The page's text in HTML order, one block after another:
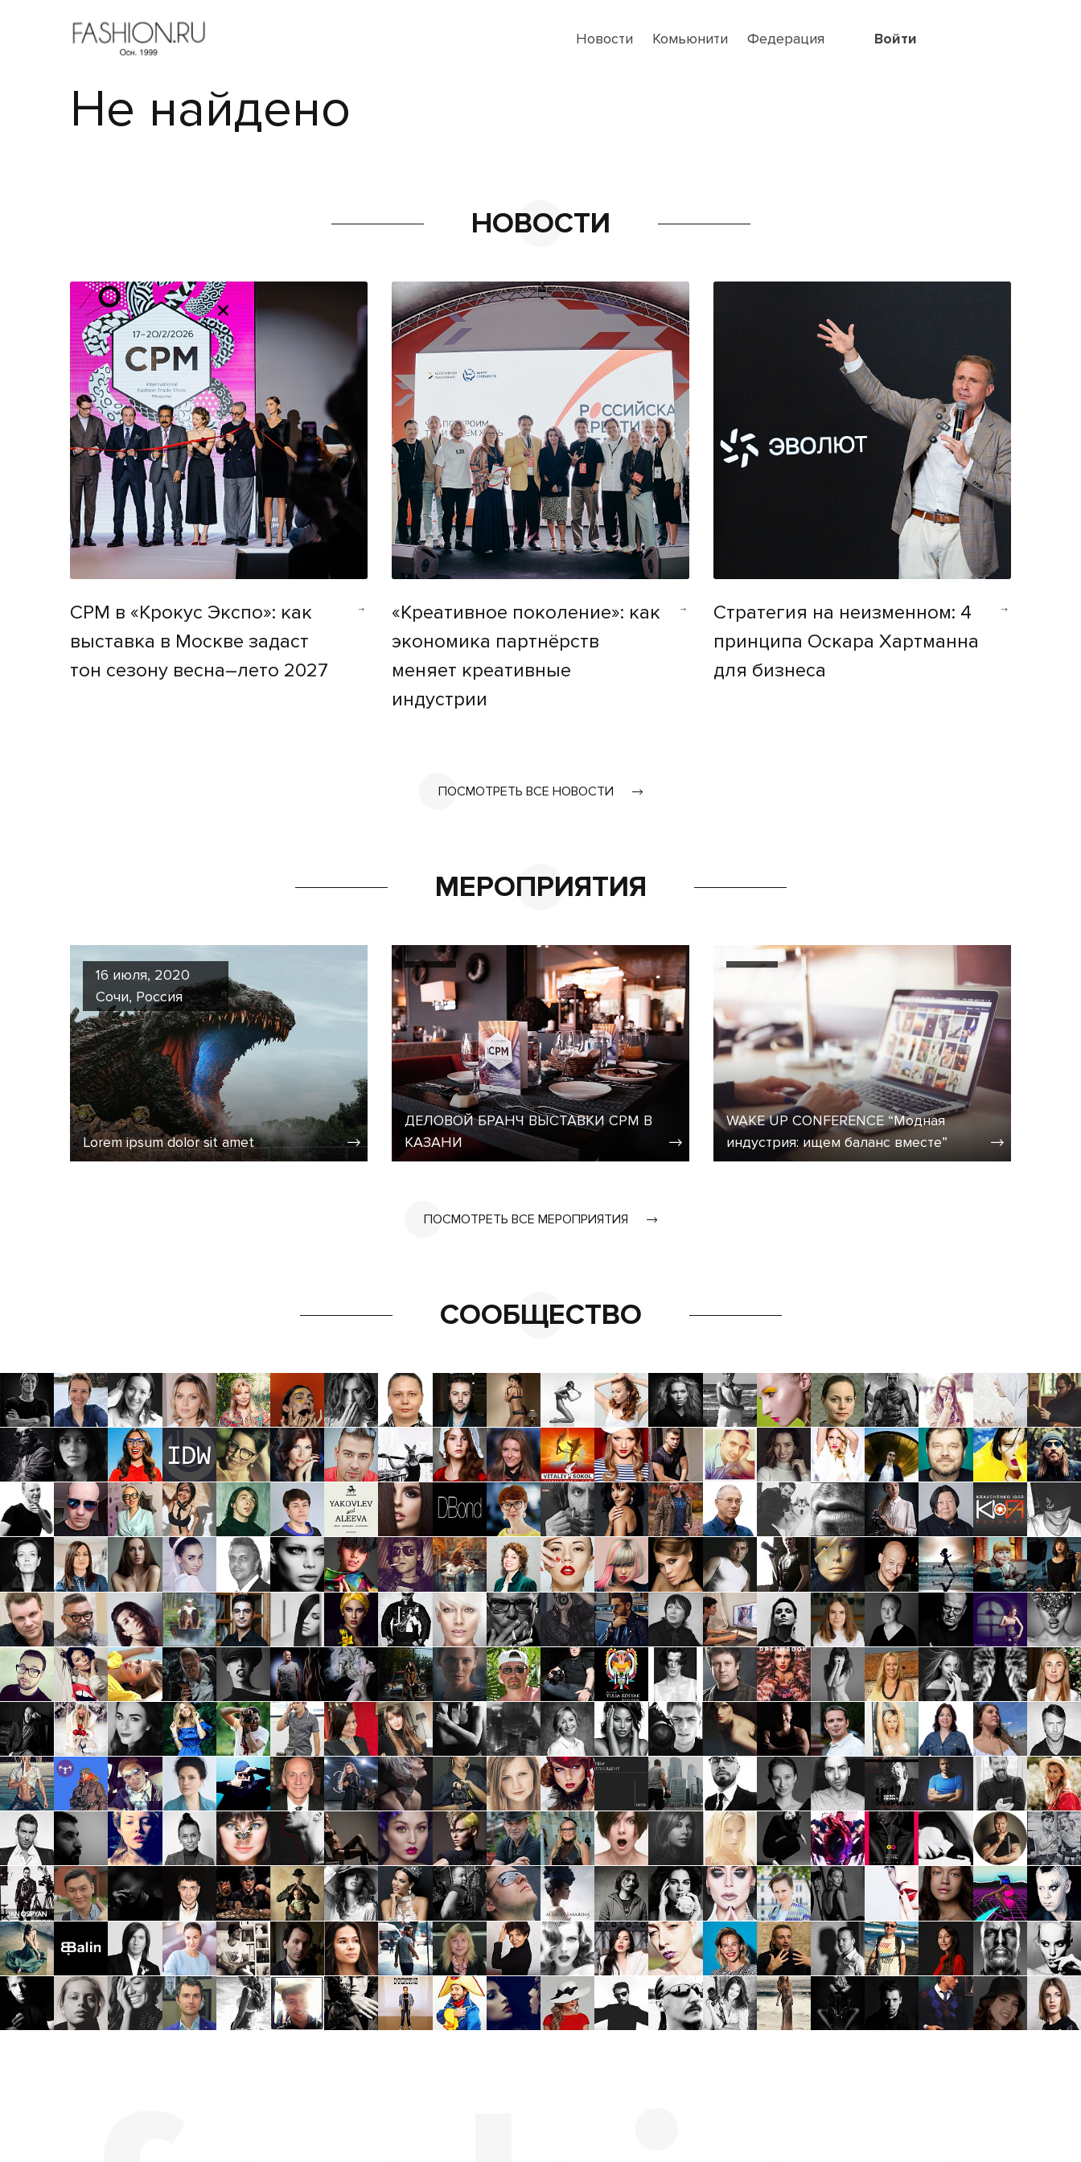
Новости Комьюнити Федерация Войти
Не найдено
НОВОСТИ
CPM в «Крокус Экспо»: как
выставка в Москве задаст
тон сезону весна–лето 2027
«Креативное поколение»: как
экономика партнёрств
меняет креативные
индустрии
Стратегия на неизменном: 4
принципа Оскара Хартманна
для бизнеса
ПОСМОТРЕТЬ ВСЕ НОВОСТИ
МЕРОПРИЯТИЯ
16 июля, 2020
Сочи, Россия
Lorem ipsum dolor sit amet
ДЕЛОВОЙ БРАНЧ ВЫСТАВКИ CPM В
КАЗАНИ
WAKE UP CONFERENCE “Модная
индустрия: ищем баланс вместе”
ПОСМОТРЕТЬ ВСЕ МЕРОПРИЯТИЯ
СООБЩЕСТВО